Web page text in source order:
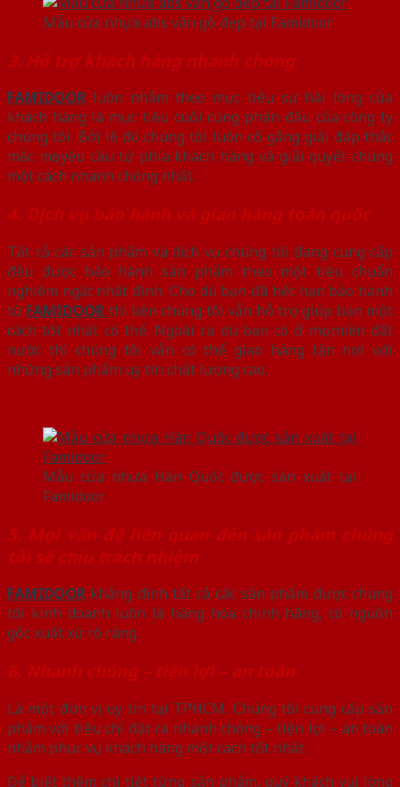
Mẫu cửa nhựa abs vân gỗ đẹp tại Famidoor
3. Hỗ trợ khách hàng nhanh chóng
FAMIDOOR luôn nhắm theo mục tiêu sự hài lòng của
khách hàng là mục tiêu cuối cùng phấn đấu của công ty
chúng tôi. Bởi lẽ đó chúng tôi luôn cố gắng giải đáp thắc
mắc mọi yêu cầu từ phía khách hàng và giải quyết chúng
một cách nhanh chóng nhất.
4. Dịch vụ bảo hành và giao hàng toàn quốc
Tất cả các sản phẩm và dịch vụ chúng tôi đang cung cấp
đều được bảo hành sản phẩm theo một tiêu chuẩn
nghiêm ngặt nhất định. Cho dù bạn đã hết hạn bảo hành
từ FAMIDOOR thì bên chúng tôi vẫn hỗ trợ giúp bạn một
cách tốt nhất có thể. Ngoài ra dù bạn có ở mọi miền đất
nước thì chúng tôi vẫn có thể giao hàng tận nơi với
những sản phẩm uy tín chất lượng cao.
Mẫu cửa nhựa Hàn Quốc được sản xuất tại
Famidoor
5. Mọi vấn đề liên quan đến sản phẩm chúng
tôi sẽ chịu trách nhiệm
FAMIDOOR khẳng định tất cả các sản phẩm được chúng
tôi kinh doanh luôn là hàng hóa chính hãng, có nguồn
gốc xuất xứ rõ ràng.
6. Nhanh chóng – tiện lợi – an toàn
Là một đơn vị uy tín tại TPHCM. Chúng tôi cung cấp sản
phẩm với tiêu chí đặt ra nhanh chóng – tiện lợi – an toàn
nhằm phục vụ khách hàng một cách tốt nhất.
Để biết thêm chi tiết từng sản phẩm, quý khách vui lòng